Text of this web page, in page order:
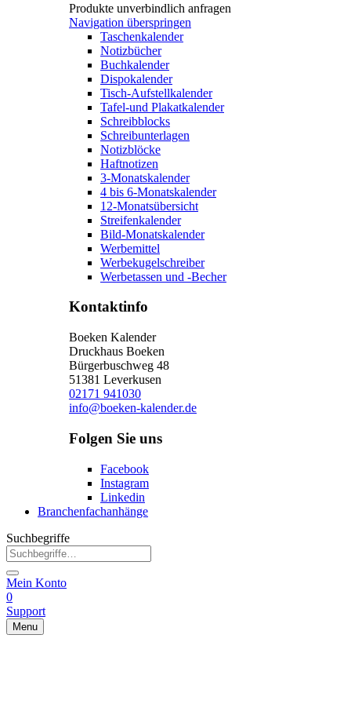
Produkte unverbindlich anfragen
Navigation überspringen
Taschenkalender
Notizbücher
Buchkalender
Dispokalender
Tisch-Aufstellkalender
Tafel-und Plakatkalender
Schreibblocks
Schreibunterlagen
Notizblöcke
Haftnotizen
3-Monatskalender
4 bis 6-Monatskalender
12-Monatsübersicht
Streifenkalender
Bild-Monatskalender
Werbemittel
Werbekugelschreiber
Werbetassen und -Becher
Kontaktinfo
Boeken Kalender
Druckhaus Boeken
Bürgerbuschweg 48
51381 Leverkusen
02171 941030
info@boeken-kalender.de
Folgen Sie uns
Facebook
Instagram
Linkedin
Branchenfachanhänge
Suchbegriffe
Mein Konto
0
Support
Menu